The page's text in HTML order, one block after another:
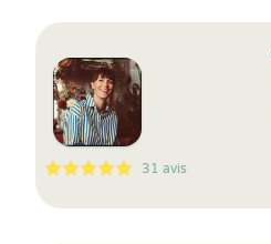
5
1
5
31 31 avis